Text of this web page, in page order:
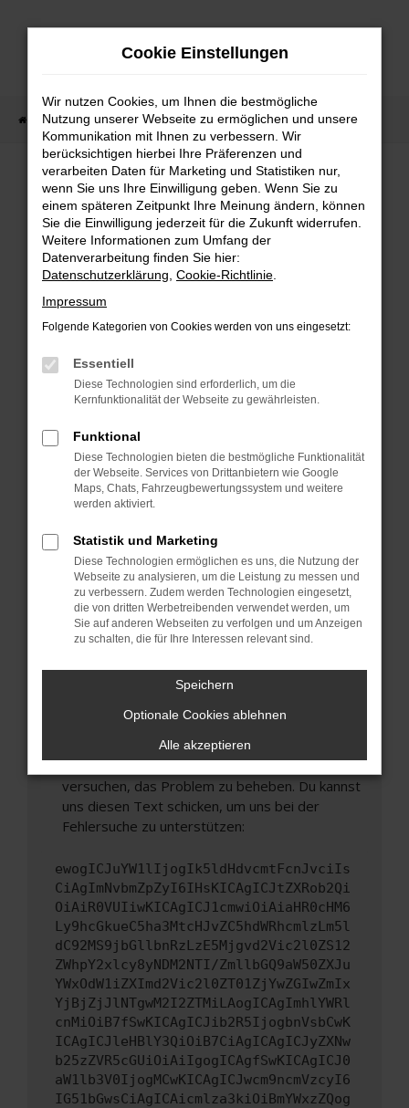
Zum
Startseite Fahrzeugangebote Sofort verfügbare Fahrzeuge
FEHLER: NETWORK ERROR
Beim Laden ist ein Fehler aufgetreten.
Hier sind ein paar Tipps, die dir helfen können:
Überprüfe deine Firewall und deine
Laden andere Webseiten, zum Beispiel deine
Suchmaschine?
Prüfe deine Browsererweiterungen.
Manche Erweiterungen, wie Werbeblocker,
verhindern. Funktioniert die Seite in einem
anderen Browser oder in einem privaten
Fenster?
Starte dein Gerät neu.
Probleme zu beheben.
Stelle sicher, dass dein Browser und dein
Betriebssystem auf dem neuesten Stand
sind.
Veraltete Software birgt nicht nur ein
dass bestimmte Funktionen nicht mehr
Wende dich an den Webseitenbetreiber.
Wenn du alle oben genannten Schritte versucht
hast, kontaktiere uns bitte. Wir werden
versuchen, das Problem zu beheben. Du kannst
uns diesen Text schicken, um uns bei der
Fehlersuche zu unterstützen:
ewogICJuYW1lIjogIk5ldHdvcmtFcnJvciIs
CiAgImNvbmZpZyI6IHsKICAgICJtZXRob2Qi
OiAiR0VUIiwKICAgICJ1cmwiOiAiaHR0cHM6
Ly9hcGkueC5ha3MtcHJvZC5hdWRhcmlzLm5l
dC92MS9jbGllbnRzLzE5Mjgvd2Vic2l0ZS12
ZWhpY2xlcy8yNDM2NTI/ZmllbGQ9aW50ZXJu
YWxOdW1iZXImd2Vic2l0ZT01ZjYwZGIwZmIx
YjBjZjJlNTgwM2I2ZTMiLAogICAgImhlYWRl
cnMiOiB7fSwKICAgICJib2R5IjogbnVsbCwK
ICAgICJleHBlY3QiOiB7CiAgICAgICJyZXNw
b25zZVR5cGUiOiAiIgogICAgfSwKICAgICJ0
aW1lb3V0IjogMCwKICAgICJwcm9ncmVzcyI6
IG51bGwsCiAgICAicmlza3kiOiBmYWxzZQog
Cookie Einstellungen
Wir nutzen Cookies, um Ihnen die bestmögliche
Nutzung unserer Webseite zu ermöglichen und unsere
Kommunikation mit Ihnen zu verbessern. Wir
berücksichtigen hierbei Ihre Präferenzen und
verarbeiten Daten für Marketing und Statistiken nur,
wenn Sie uns Ihre Einwilligung geben. Wenn Sie zu
einem späteren Zeitpunkt Ihre Meinung ändern, können
Sie die Einwilligung jederzeit für die Zukunft widerrufen.
Weitere Informationen zum Umfang der
Datenverarbeitung finden Sie hier:
Datenschutzerklärung Cookie-Richtlinie
Impressum
Folgende Kategorien von Cookies werden von uns eingesetzt:
Essentiell
Diese Technologien sind erforderlich, um die
Kernfunktionalität der Webseite zu gewährleisten.
Funktional
Diese Technologien bieten die bestmögliche Funktionalität
der Webseite. Services von Drittanbietern wie Google
Maps, Chats, Fahrzeugbewertungssystem und weitere
werden aktiviert.
Statistik und Marketing
Diese Technologien ermöglichen es uns, die Nutzung der
Webseite zu analysieren, um die Leistung zu messen und
zu verbessern. Zudem werden Technologien eingesetzt,
die von dritten Werbetreibenden verwendet werden, um
Sie auf anderen Webseiten zu verfolgen und um Anzeigen
zu schalten, die für Ihre Interessen relevant sind.
Speichern
Optionale Cookies ablehnen
Alle akzeptieren